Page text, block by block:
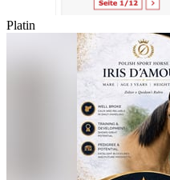
Platin